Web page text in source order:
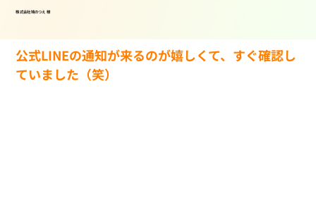
株式会社鳩のつえ 様
公式LINEの通知が来るのが嬉しくて、すぐ確認し
ていました（笑）